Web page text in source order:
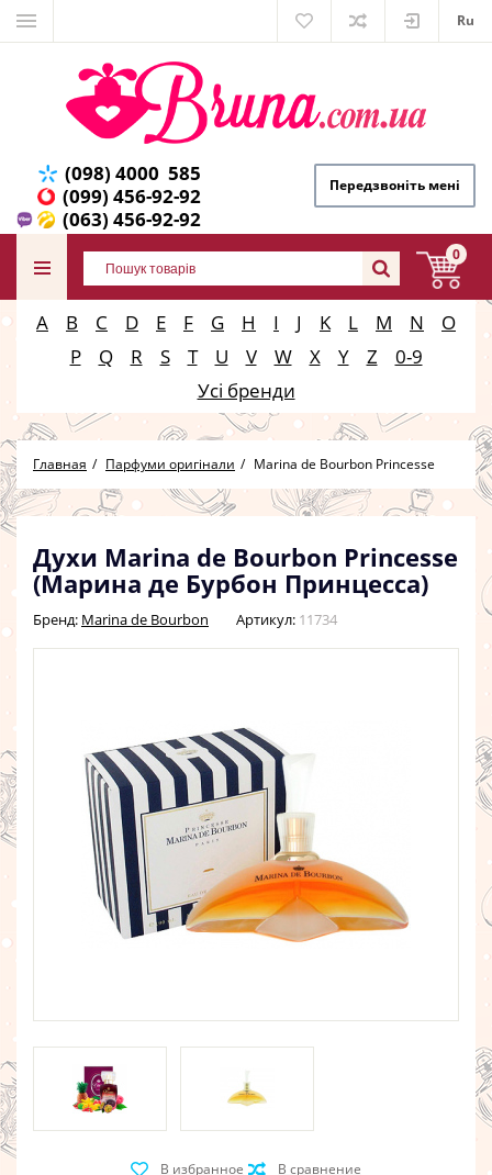
Ru
(098) 4000 585
(099) 456-92-92
(063) 456-92-92
Передзвоніть мені
0
A B C D E F G H I J K L M N
O
P
Q R S T U V W X Y Z
0-9
Усі бренди
Главная Парфуми оригінали Marina de Bourbon Princesse
Духи Marina de Bourbon Princesse
(Марина де Бурбон Принцесса)
Бренд: Marina de Bourbon Артикул: 11734